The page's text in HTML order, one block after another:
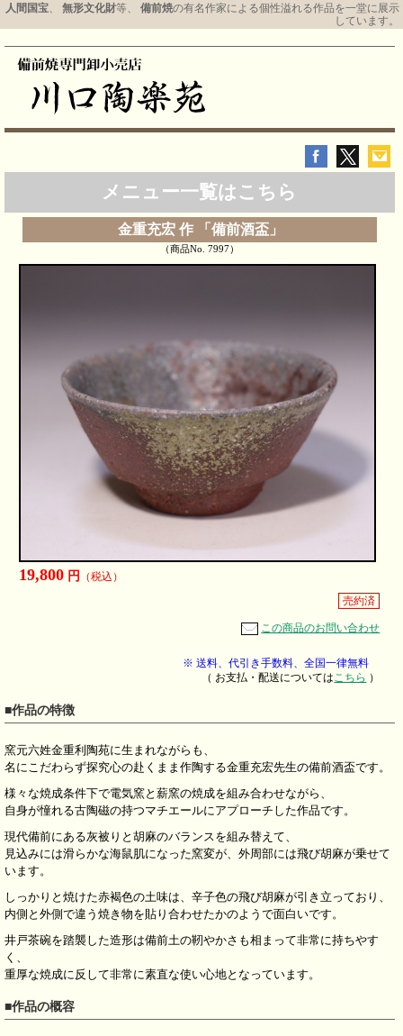
人間国宝、 無形文化財等、 備前焼の有名作家による個性溢れる作品を一堂に展示
しています。
メニュー一覧はこちら
金重充宏 作 「備前酒盃」
（商品No. 7997）
19,800 円
（税込）
売約済
この商品のお問い合わせ
※ 送料、代引き手数料、全国一律無料
（ お支払・配送については こちら ）
■作品の特徴
窯元六姓金重利陶苑に生まれながらも、
名にこだわらず探究心の赴くまま作陶する金重充宏先生の備前酒盃です。
様々な焼成条件下で電気窯と薪窯の焼成を組み合わせながら、
自身が憧れる古陶磁の持つマチエールにアプローチした作品です。
現代備前にある灰被りと胡麻のバランスを組み替えて、
見込みには滑らかな海鼠肌になった窯変が、外周部には飛び胡麻が乗せて
います。
しっかりと焼けた赤褐色の土味は、辛子色の飛び胡麻が引き立っており、
内側と外側で違う焼き物を貼り合わせたかのようで面白いです。
井戸茶碗を踏襲した造形は備前土の靭やかさも相まって非常に持ちやす
く、
重厚な焼成に反して非常に素直な使い心地となっています。
■作品の概容